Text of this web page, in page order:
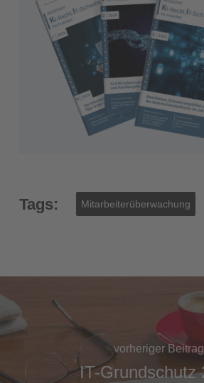
Tags: Mitarbeiterüberwachung
vorheriger Beitrag
IT-Grundschutz